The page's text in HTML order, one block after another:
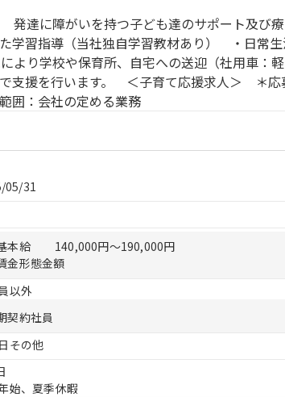
発達に障がいを持つ子ども達のサポート及び
学習指導（当社独自学習教材あり） ・日常
より学校や保育所、自宅への送迎（社用車：
支援を行います。 ＜子育て応援求人＞ ＊応
囲：会社の定める業務
05/31
本給
140,000円〜190,000円
金形態金額
以外
契約社員
その他
始、夏季休暇